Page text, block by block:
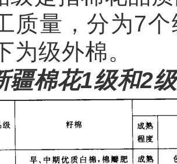
质量，分为7
为级外棉。
疆棉花1级和2